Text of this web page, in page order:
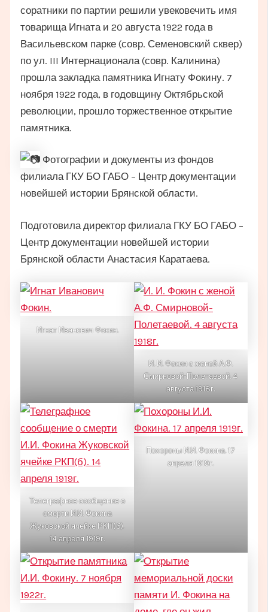
соратники по партии решили увековечить имя
товарища Игната и 20 августа 1922 года в
Васильевском парке (совр. Семеновский сквер)
по ул. III Интернационала (совр. Калинина)
прошла закладка памятника Игнату Фокину. 7
ноября 1922 года, в годовщину Октябрьской
революции, прошло торжественное открытие
памятника.
Фотографии и документы из фондов
филиала ГКУ БО ГАБО – Центр документации
новейшей истории Брянской области.
Подготовила директор филиала ГКУ БО ГАБО –
Центр документации новейшей истории
Брянской области Анастасия Каратаева.
Игнат Иванович Фокин.
И. И. Фокин с женой А.Ф.
Смирновой-Полетаевой. 4
августа 1918г.
Телеграфное сообщение о
смерти И.И. Фокина
Жуковской ячейке РКП(б).
14 апреля 1919г.
Похороны И.И. Фокина. 17
апреля 1919г.